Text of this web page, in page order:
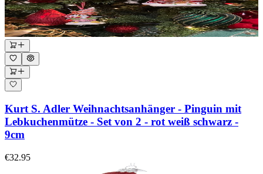
Kurt S. Adler Weihnachtsanhänger - Pinguin mit
Lebkuchenmütze - Set von 2 - rot weiß schwarz -
9cm
€32.95